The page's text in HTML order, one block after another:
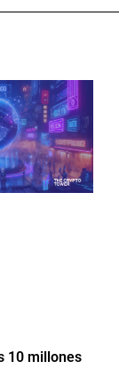
10 millones